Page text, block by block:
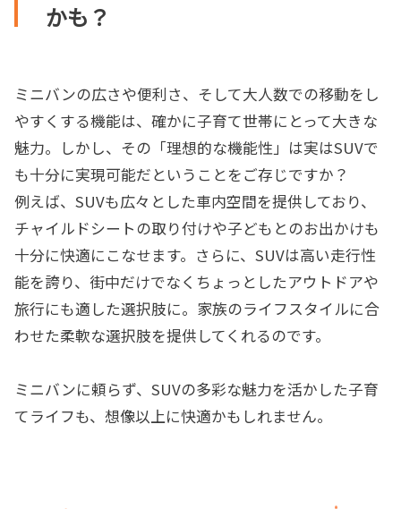
かも？
ミニバンの広さや便利さ、そして大人数での移動をし
やすくする機能は、確かに子育て世帯にとって大きな
魅力。しかし、その「理想的な機能性」は実はSUVで
も十分に実現可能だということをご存じですか？
例えば、SUVも広々とした車内空間を提供しており、
チャイルドシートの取り付けや子どもとのお出かけも
十分に快適にこなせます。さらに、SUVは高い走行性
能を誇り、街中だけでなくちょっとしたアウトドアや
旅行にも適した選択肢に。家族のライフスタイルに合
わせた柔軟な選択肢を提供してくれるのです。
ミニバンに頼らず、SUVの多彩な魅力を活かした子育
てライフも、想像以上に快適かもしれません。